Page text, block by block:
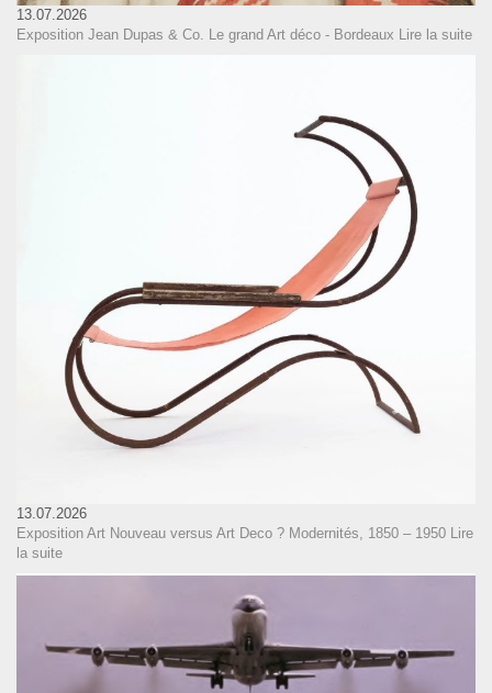
13.07.2026
Exposition Jean Dupas & Co. Le grand Art déco - Bordeaux
Lire la suite
13.07.2026
Exposition Art Nouveau versus Art Deco ? Modernités, 1850 – 1950
Lire
la suite